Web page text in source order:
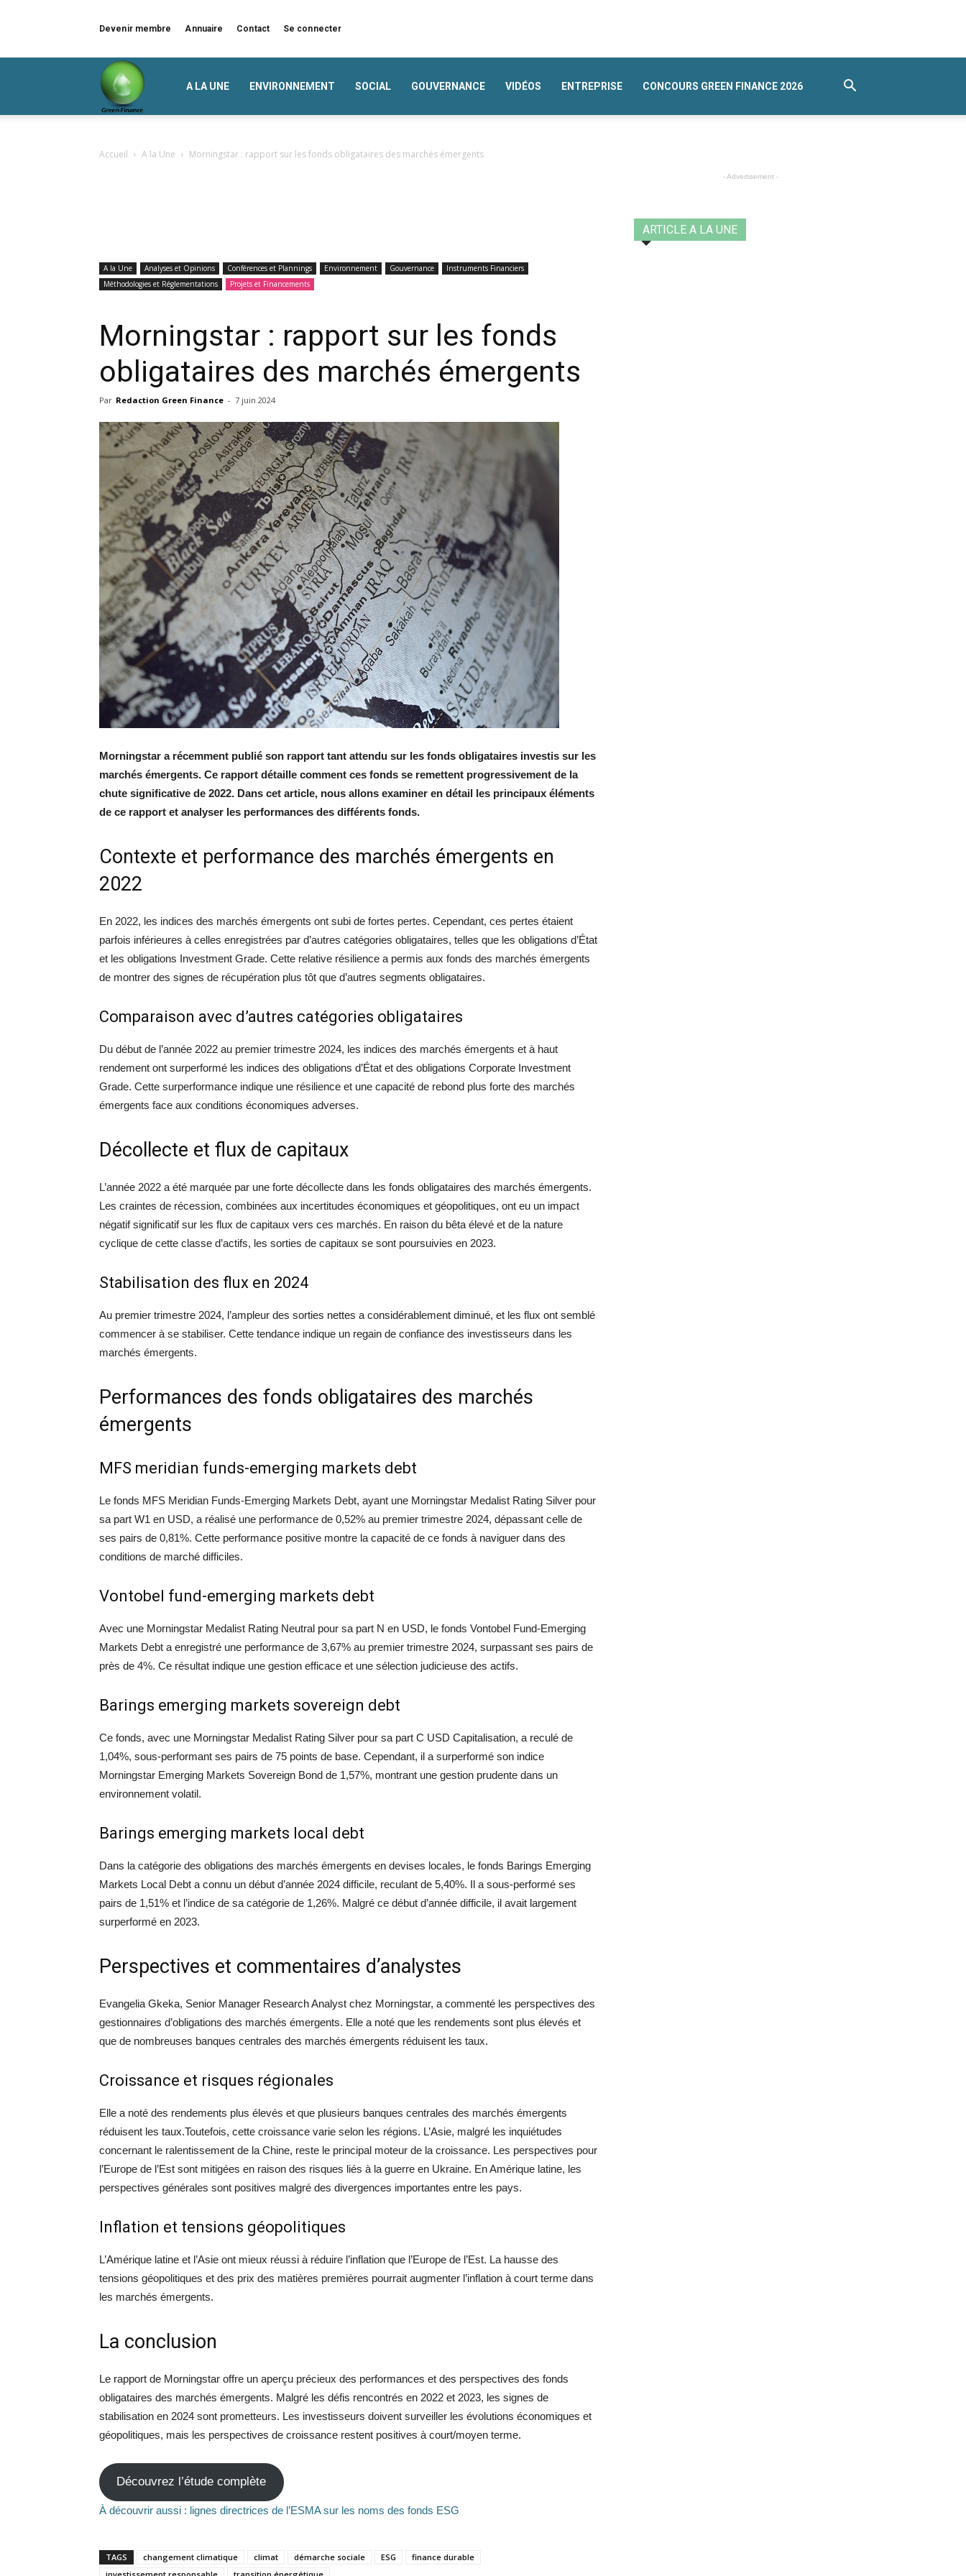
Devenir membre Annuaire Contact Se connecter
A LA UNE ENVIRONNEMENT SOCIAL GOUVERNANCE VIDÉOS ENTREPRISE CONCOURS GREEN FINANCE 2026
Accueil A la Une Morningstar : rapport sur les fonds obligataires des marchés émergents
A la Une Analyses et Opinions Conférences et Plannings Environnement Gouvernance
Instruments Financiers
Méthodologies et Réglementations
Projets et Financements
Morningstar : rapport sur les fonds
obligataires des marchés émergents
Par Redaction Green Finance - 7 juin 2024
Morningstar a récemment publié son rapport tant attendu sur les fonds obligataires investis sur les
marchés émergents. Ce rapport détaille comment ces fonds se remettent progressivement de la
chute significative de 2022. Dans cet article, nous allons examiner en détail les principaux éléments
de ce rapport et analyser les performances des différents fonds.
Contexte et performance des marchés émergents en
2022
En 2022, les indices des marchés émergents ont subi de fortes pertes. Cependant, ces pertes étaient
parfois inférieures à celles enregistrées par d’autres catégories obligataires, telles que les obligations d’État
et les obligations Investment Grade. Cette relative résilience a permis aux fonds des marchés émergents
de montrer des signes de récupération plus tôt que d’autres segments obligataires.
Comparaison avec d’autres catégories obligataires
Du début de l’année 2022 au premier trimestre 2024, les indices des marchés émergents et à haut
rendement ont surperformé les indices des obligations d’État et des obligations Corporate Investment
Grade. Cette surperformance indique une résilience et une capacité de rebond plus forte des marchés
émergents face aux conditions économiques adverses.
Décollecte et flux de capitaux
L’année 2022 a été marquée par une forte décollecte dans les fonds obligataires des marchés émergents.
Les craintes de récession, combinées aux incertitudes économiques et géopolitiques, ont eu un impact
négatif significatif sur les flux de capitaux vers ces marchés. En raison du bêta élevé et de la nature
cyclique de cette classe d’actifs, les sorties de capitaux se sont poursuivies en 2023.
Stabilisation des flux en 2024
Au premier trimestre 2024, l’ampleur des sorties nettes a considérablement diminué, et les flux ont semblé
commencer à se stabiliser. Cette tendance indique un regain de confiance des investisseurs dans les
marchés émergents.
Performances des fonds obligataires des marchés
émergents
MFS meridian funds-emerging markets debt
Le fonds MFS Meridian Funds-Emerging Markets Debt, ayant une Morningstar Medalist Rating Silver pour
sa part W1 en USD, a réalisé une performance de 0,52% au premier trimestre 2024, dépassant celle de
ses pairs de 0,81%. Cette performance positive montre la capacité de ce fonds à naviguer dans des
conditions de marché difficiles.
Vontobel fund-emerging markets debt
Avec une Morningstar Medalist Rating Neutral pour sa part N en USD, le fonds Vontobel Fund-Emerging
Markets Debt a enregistré une performance de 3,67% au premier trimestre 2024, surpassant ses pairs de
près de 4%. Ce résultat indique une gestion efficace et une sélection judicieuse des actifs.
Barings emerging markets sovereign debt
Ce fonds, avec une Morningstar Medalist Rating Silver pour sa part C USD Capitalisation, a reculé de
1,04%, sous-performant ses pairs de 75 points de base. Cependant, il a surperformé son indice
Morningstar Emerging Markets Sovereign Bond de 1,57%, montrant une gestion prudente dans un
environnement volatil.
Barings emerging markets local debt
Dans la catégorie des obligations des marchés émergents en devises locales, le fonds Barings Emerging
Markets Local Debt a connu un début d’année 2024 difficile, reculant de 5,40%. Il a sous-performé ses
pairs de 1,51% et l’indice de sa catégorie de 1,26%. Malgré ce début d’année difficile, il avait largement
surperformé en 2023.
Perspectives et commentaires d’analystes
Evangelia Gkeka, Senior Manager Research Analyst chez Morningstar, a commenté les perspectives des
gestionnaires d’obligations des marchés émergents. Elle a noté que les rendements sont plus élevés et
que de nombreuses banques centrales des marchés émergents réduisent les taux.
Croissance et risques régionales
Elle a noté des rendements plus élevés et que plusieurs banques centrales des marchés émergents
réduisent les taux.Toutefois, cette croissance varie selon les régions. L’Asie, malgré les inquiétudes
concernant le ralentissement de la Chine, reste le principal moteur de la croissance. Les perspectives pour
l’Europe de l’Est sont mitigées en raison des risques liés à la guerre en Ukraine. En Amérique latine, les
perspectives générales sont positives malgré des divergences importantes entre les pays.
Inflation et tensions géopolitiques
L’Amérique latine et l’Asie ont mieux réussi à réduire l’inflation que l’Europe de l’Est. La hausse des
tensions géopolitiques et des prix des matières premières pourrait augmenter l’inflation à court terme dans
les marchés émergents.
La conclusion
Le rapport de Morningstar offre un aperçu précieux des performances et des perspectives des fonds
obligataires des marchés émergents. Malgré les défis rencontrés en 2022 et 2023, les signes de
stabilisation en 2024 sont prometteurs. Les investisseurs doivent surveiller les évolutions économiques et
géopolitiques, mais les perspectives de croissance restent positives à court/moyen terme.
Découvrez l’étude complète
À découvrir aussi : lignes directrices de l’ESMA sur les noms des fonds ESG
TAGS changement climatique climat démarche sociale ESG
finance durable
investissement responsable
transition énergétique
- Advertisement -
ARTICLE A LA UNE